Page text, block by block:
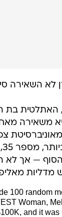
לא השאירה
— אך לא
100 random
Woman,
and it